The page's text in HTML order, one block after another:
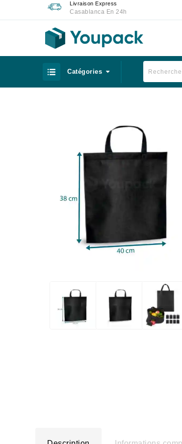
Livraison Express
Casablanca En 24h
Catégories